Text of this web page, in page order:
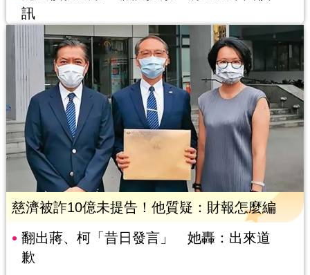
訊
慈濟被詐10億未提告！他質疑：財報怎麼編
翻出蔣、柯「昔日發言」 她轟：出來道
歉